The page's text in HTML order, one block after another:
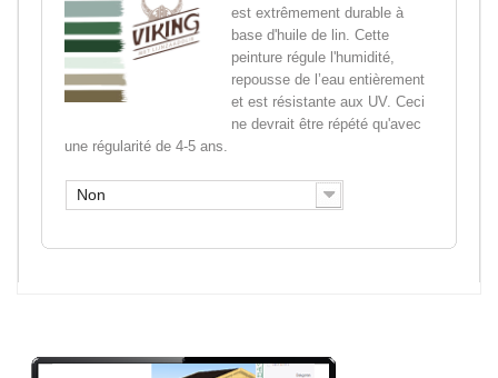
est extrêmement durable à
base d'huile de lin. Cette
peinture régule l'humidité,
repousse de l’eau entièrement
et est résistante aux UV. Ceci
ne devrait être répété qu'avec
une régularité de 4-5 ans.
Non